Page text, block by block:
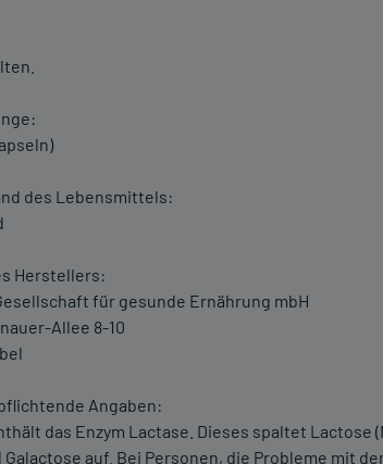
des Lebensmittels:
Herstellers:
für gesunde Ernährung mbH
Allee 8-10
Angaben:
das Enzym Lactase. Dieses spaltet
Galactose auf. Bei Personen, die Probleme mit